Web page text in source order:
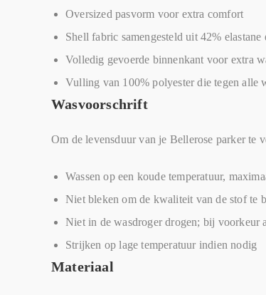
Oversized pasvorm voor extra comfort
Shell fabric samengesteld uit 42%
Volledig gevoerde binnenkant voor extra
Vulling van 100% polyester die tegen alle
Wasvoorschrift
Om de levensduur van je Bellerose parker te
Wassen op een koude temperatuur,
Niet bleken om de kwaliteit van de stof te
Niet in de wasdroger drogen; bij voorkeur
Strijken op lage temperatuur indien nodig
Materiaal